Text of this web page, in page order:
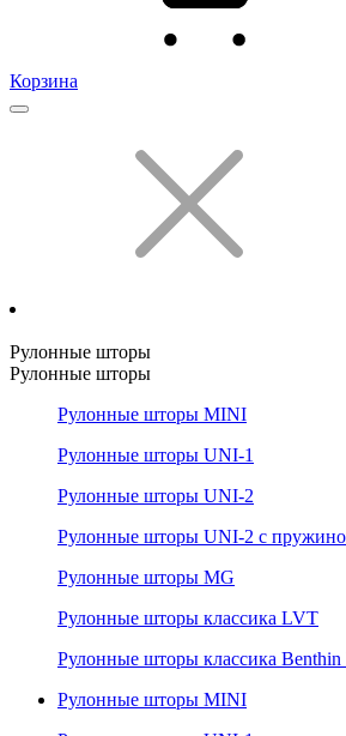
Корзина
Рулонные шторы
Рулонные шторы
Рулонные шторы MINI
Рулонные шторы UNI-1
Рулонные шторы UNI-2
Рулонные шторы UNI-2 с
Рулонные шторы MG
Рулонные шторы классика LVT
Рулонные шторы классика
Рулонные шторы MINI